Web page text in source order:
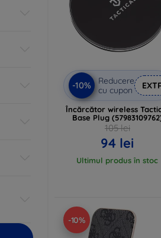
-10%
Reducere
cu cupon
Încărcător wireless
Base Plug
105 lei
94 lei
Ultimul produs în stoc
-10%